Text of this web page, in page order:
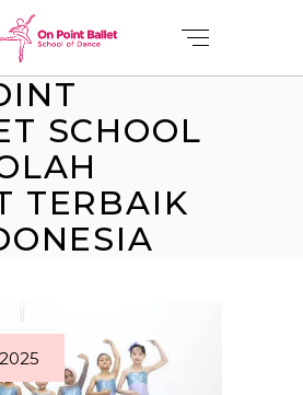
SCHOOL
TERBAIK